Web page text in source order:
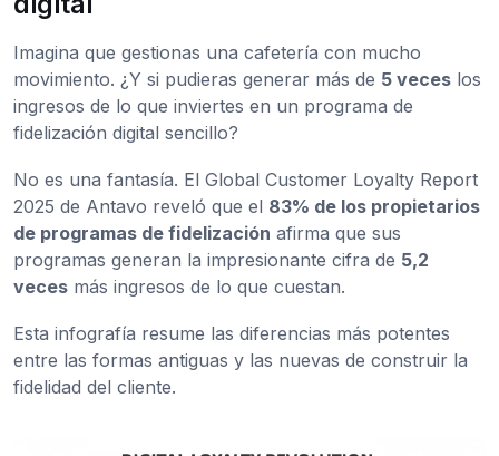
Imagina que gestionas una cafetería con mucho
movimiento. ¿Y si pudieras generar más de 5 veces los
ingresos de lo que inviertes en un programa de
fidelización digital sencillo?
No es una fantasía. El Global Customer Loyalty Report
2025 de Antavo reveló que el 83% de los propietarios
de programas de fidelización afirma que sus
programas generan la impresionante cifra de 5,2
veces más ingresos de lo que cuestan.
Esta infografía resume las diferencias más potentes
entre las formas antiguas y las nuevas de construir la
fidelidad del cliente.